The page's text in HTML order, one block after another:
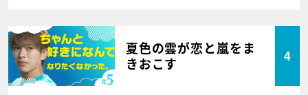
夏色の雲が恋と嵐をま
きおこす
4